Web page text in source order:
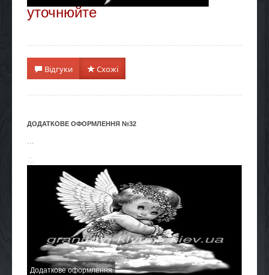
уточнюйте
Відгуки Схожі
ДОДАТКОВЕ ОФОРМЛЕННЯ №32
Додаткове оформлення